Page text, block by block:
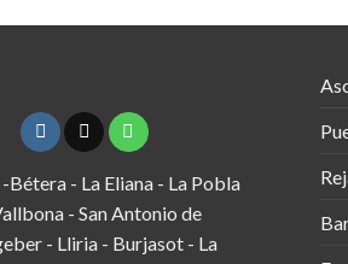
Bétera - La Eliana - La Pobla
- San Antonio de
- Lliria - Burjasot - La